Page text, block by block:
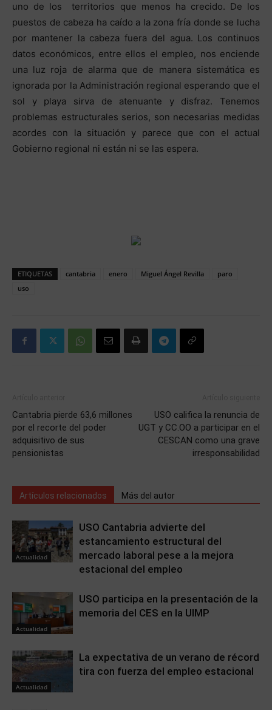
uno de los territorios que menos ha crecido. De los
puestos de cabeza ha caído a la zona fría donde se lucha
por mantener la cabeza fuera del agua. Los continuos
datos económicos, entre ellos el empleo, nos enciende
una luz roja de alarma que de manera sistemática es
ignorada por la Administración regional esperando que el
sol y playa sirva de atenuante y disfraz. Tenemos
problemas estructurales serios, son necesarias medidas
acordes con la situación y parece que con el actual
Gobierno regional ni están ni se las espera.
ETIQUETAS cantabria enero Miguel Ángel Revilla
paro
uso
Cantabria pierde 63,6 millones
por el recorte del poder
adquisitivo de sus
pensionistas
USO califica la renuncia de
UGT y CC.OO a participar en el
CESCAN como una grave
irresponsabilidad
Artículos relacionados Más del autor
Actualidad
USO Cantabria advierte del
estancamiento estructural del
mercado laboral pese a la mejora
estacional del empleo
Actualidad
USO participa en la presentación de la
memoria del CES en la UIMP
Actualidad
La expectativa de un verano de récord
tira con fuerza del empleo estacional